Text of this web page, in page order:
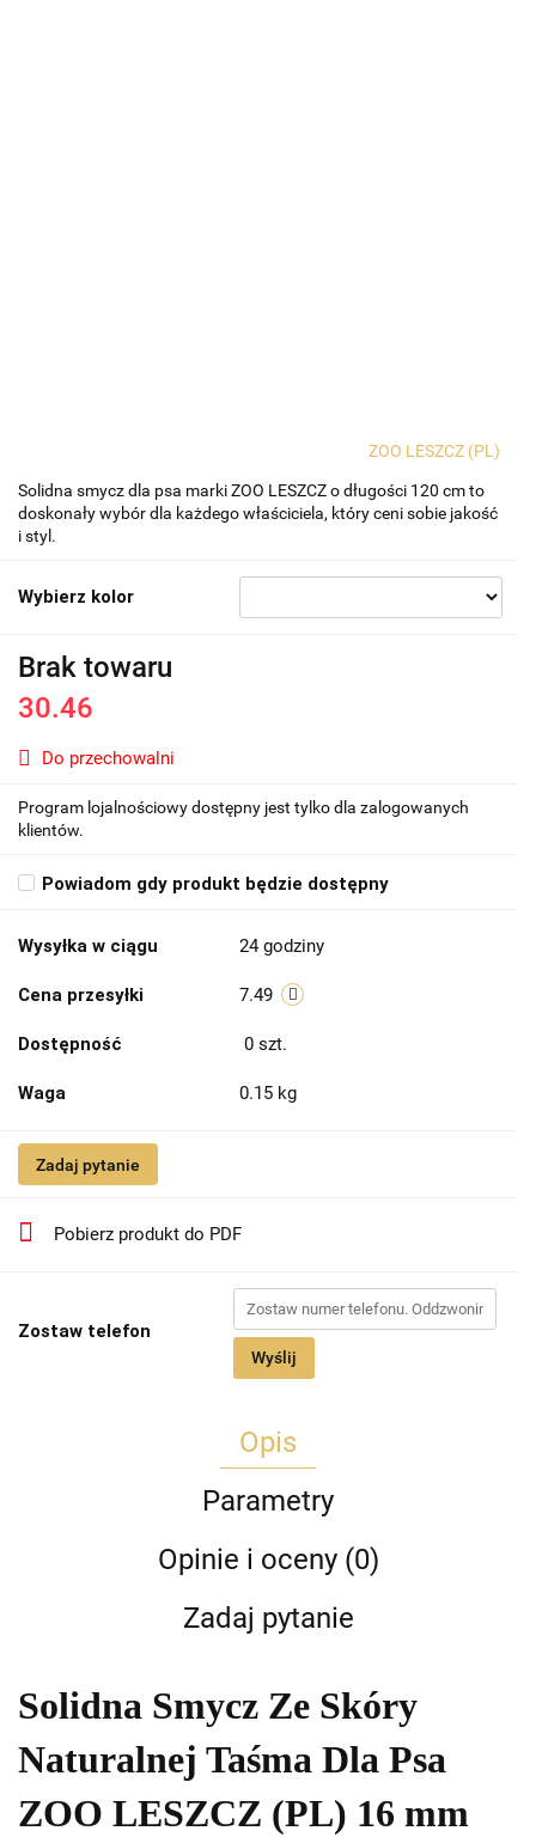
ZOO LESZCZ (PL)
Solidna smycz dla psa marki ZOO LESZCZ o długości 120 cm to
doskonały wybór dla każdego właściciela, który ceni sobie jakość
i styl.
Wybierz kolor
Brak towaru
30.46
Do przechowalni
Program lojalnościowy dostępny jest tylko dla zalogowanych
klientów.
Powiadom gdy produkt będzie dostępny
Wysyłka w ciągu 24 godziny
Cena przesyłki 7.49
Dostępność 0 szt.
Waga 0.15 kg
Zadaj pytanie
Pobierz produkt do PDF
Zostaw telefon
Wyślij
Opis
Parametry
Opinie i oceny (0)
Zadaj pytanie
Solidna Smycz Ze Skóry
Naturalnej Taśma Dla Psa
ZOO LESZCZ (PL) 16 mm